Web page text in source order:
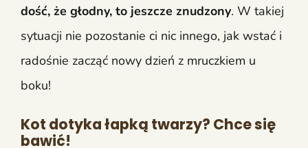
dość, że głodny, to jeszcze znudzony. W takiej
sytuacji nie pozostanie ci nic innego, jak wstać i
radośnie zacząć nowy dzień z mruczkiem u
boku!
Kot dotyka łapką twarzy? Chce się
bawić!